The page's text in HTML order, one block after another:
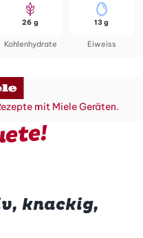
Kohlenhydrate
26 g
Eiweiss
13 g
mit Miele Geräten.
knackig,